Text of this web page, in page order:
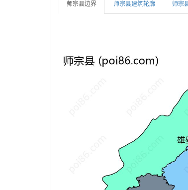
师宗县边界 师宗县建筑轮廓 师宗